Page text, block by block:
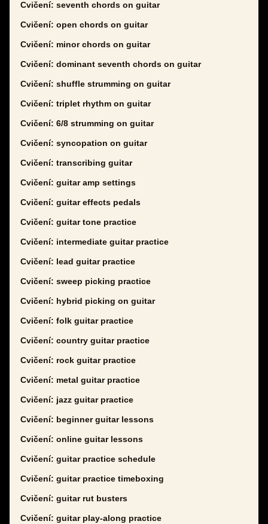
Cvičení: seventh chords on guitar
Cvičení: open chords on guitar
Cvičení: minor chords on guitar
Cvičení: dominant seventh chords on guitar
Cvičení: shuffle strumming on guitar
Cvičení: triplet rhythm on guitar
Cvičení: 6/8 strumming on guitar
Cvičení: syncopation on guitar
Cvičení: transcribing guitar
Cvičení: guitar amp settings
Cvičení: guitar effects pedals
Cvičení: guitar tone practice
Cvičení: intermediate guitar practice
Cvičení: lead guitar practice
Cvičení: sweep picking practice
Cvičení: hybrid picking on guitar
Cvičení: folk guitar practice
Cvičení: country guitar practice
Cvičení: rock guitar practice
Cvičení: metal guitar practice
Cvičení: jazz guitar practice
Cvičení: beginner guitar lessons
Cvičení: online guitar lessons
Cvičení: guitar practice schedule
Cvičení: guitar practice timeboxing
Cvičení: guitar rut busters
Cvičení: guitar play-along practice